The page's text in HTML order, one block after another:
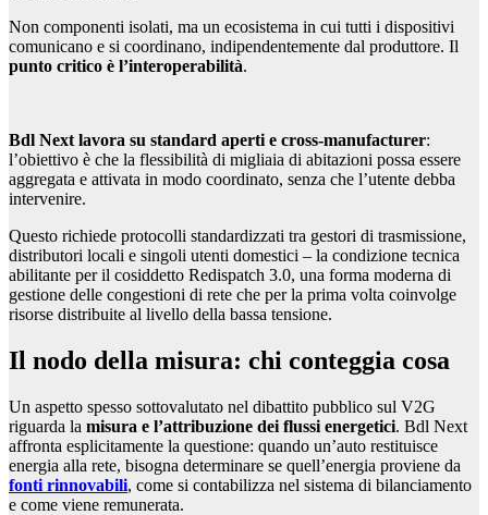
Non componenti isolati, ma un ecosistema in cui tutti i dispositivi
comunicano e si coordinano, indipendentemente dal produttore. Il
punto critico è l’interoperabilità.
Bdl Next lavora su standard aperti e cross-manufacturer:
l’obiettivo è che la flessibilità di migliaia di abitazioni possa essere
aggregata e attivata in modo coordinato, senza che l’utente debba
intervenire.
Questo richiede protocolli standardizzati tra gestori di trasmissione,
distributori locali e singoli utenti domestici – la condizione tecnica
abilitante per il cosiddetto Redispatch 3.0, una forma moderna di
gestione delle congestioni di rete che per la prima volta coinvolge
risorse distribuite al livello della bassa tensione.
Il nodo della misura: chi conteggia cosa
Un aspetto spesso sottovalutato nel dibattito pubblico sul V2G
riguarda la misura e l’attribuzione dei flussi energetici. Bdl Next
affronta esplicitamente la questione: quando un’auto restituisce
energia alla rete, bisogna determinare se quell’energia proviene da
fonti rinnovabili, come si contabilizza nel sistema di bilanciamento
e come viene remunerata.